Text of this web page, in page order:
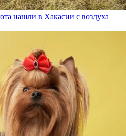
нашли в Хакасии с воздуха